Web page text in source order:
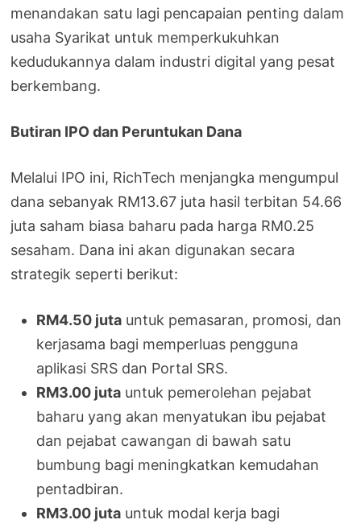
menandakan satu lagi pencapaian penting dalam
usaha Syarikat untuk memperkukuhkan
kedudukannya dalam industri digital yang pesat
berkembang.
Butiran IPO dan Peruntukan Dana
Melalui IPO ini, RichTech menjangka mengumpul
dana sebanyak RM13.67 juta hasil terbitan 54.66
juta saham biasa baharu pada harga RM0.25
sesaham. Dana ini akan digunakan secara
strategik seperti berikut:
RM4.50 juta untuk pemasaran, promosi, dan
kerjasama bagi memperluas pengguna
aplikasi SRS dan Portal SRS.
RM3.00 juta untuk pemerolehan pejabat
baharu yang akan menyatukan ibu pejabat
dan pejabat cawangan di bawah satu
bumbung bagi meningkatkan kemudahan
pentadbiran.
RM3.00 juta untuk modal kerja bagi